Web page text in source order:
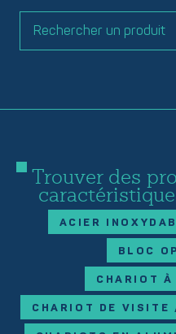
Trouver des
ACIER
BLOC
CHARIOT À
CHARIOT DE VISITE